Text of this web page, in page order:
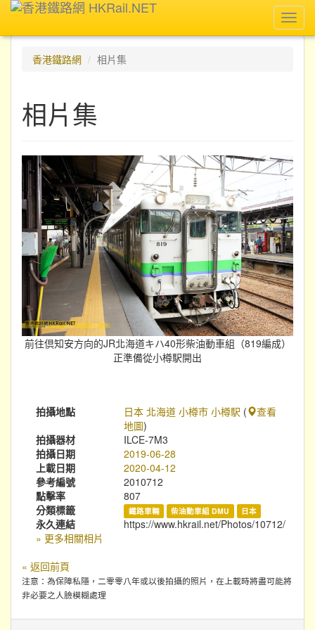
香港鐵路網
相片集
相片集
前往倶知安方向的JR北海道キハ40形柴油動車組（819編成）
正準備從小樽駅開出
拍攝地點 日本 北海道 小樽市 小樽駅 (
查看
地圖)
拍攝器材
ILCE-7M3
拍攝日期
2019-06-28
上載日期
2020-04-12
參考編號
2010712
點擊率
807
分類標籤
鐵路車輛 柴油動車組 DMU 日本
永久連結
https://www.hkrail.net/Photos/10712/
» 更多相關相片
« 返回前頁
注意：為保障私隱，二零零八年或以後拍攝的照片，在上載時將盡可能將
非必要之人臉模糊處理